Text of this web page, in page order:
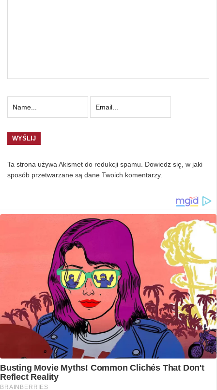
Ta strona używa Akismet do redukcji spamu. Dowiedz się, w jaki
sposób przetwarzane są dane Twoich komentarzy.